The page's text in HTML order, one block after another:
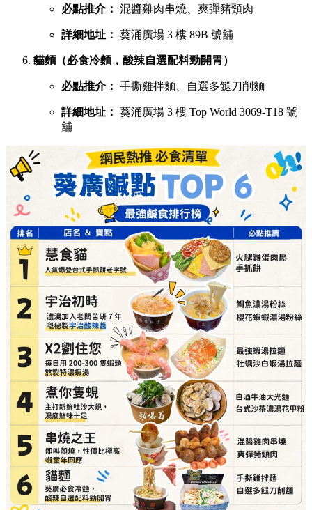
必點推介： 混醬雞肉串燒、爽彈豬頸肉
詳細地址： 葵涌廣場 3 樓 89B 號舖
貓麵（必食冷麵，酸辣自選配料勁開胃）
必點推介： 手撕雞拌麵、自選多餸刀削麵
詳細地址： 葵涌廣場 3 樓 Top World 3069-T18 號
舖